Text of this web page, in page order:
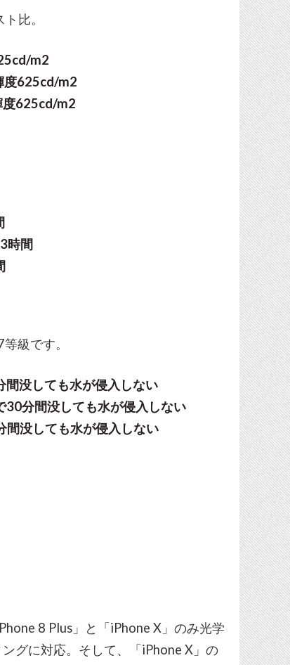
比。
m2
度625cd/m2
度625cd/m2
時間
級です。
没しても水が侵入しない
分間没しても水が侵入しない
没しても水が侵入しない
8 Plus」と「iPhone X」のみ光学
グに対応。そして、「iPhone X」の